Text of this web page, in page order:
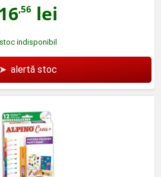
16,56 lei
stoc indisponibil
➤ alertă stoc